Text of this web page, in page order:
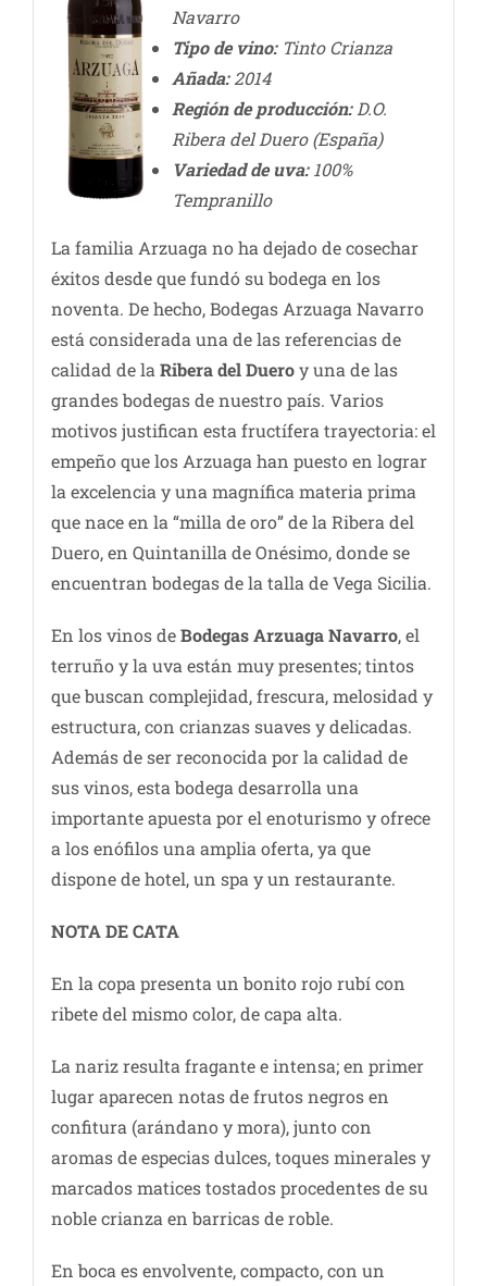
Navarro
Tipo de vino:Tinto Crianza
Añada:2014
Región de producción:D.O.
Ribera del Duero (España)
Variedad de uva:100%
Tempranillo
La familia Arzuaga no ha dejado de cosechar
éxitos desde que fundó su bodega en los
noventa. De hecho, Bodegas Arzuaga Navarro
está considerada una de las referencias de
calidad de laRibera del Dueroy una de las
grandes bodegas de nuestro país. Varios
motivos justifican esta fructífera trayectoria: el
empeño que los Arzuaga han puesto en lograr
la excelencia y una magnífica materia prima
que nace en la “milla de oro” de la Ribera del
Duero, en Quintanilla de Onésimo, donde se
encuentran bodegas de la talla de Vega Sicilia.
En los vinos deBodegas Arzuaga Navarro, el
terruño y la uva están muy presentes; tintos
que buscan complejidad, frescura, melosidad y
estructura, con crianzas suaves y delicadas.
Además de ser reconocida por la calidad de
sus vinos, esta bodega desarrolla una
importante apuesta por el enoturismo y ofrece
a los enófilos una amplia oferta, ya que
dispone de hotel, un spa y un restaurante.
NOTA DE CATA
En la copa presenta un bonito rojo rubí con
ribete del mismo color, de capa alta.
La nariz resulta fragante e intensa; en primer
lugar aparecen notas de frutos negros en
confitura (arándano y mora), junto con
aromas de especias dulces, toques minerales y
marcados matices tostados procedentes de su
noble crianza en barricas de roble.
En boca es envolvente, compacto, con un